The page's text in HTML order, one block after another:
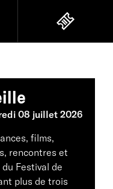
08 juillet 2026
films,
rencontres et
Festival de
plus de trois